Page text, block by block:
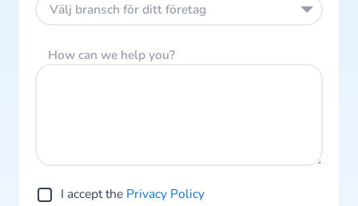
Välj bransch för ditt företag
How can we help you?
I accept the Privacy Policy